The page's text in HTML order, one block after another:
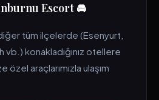
Escort 🚘
tüm ilçelerde (Esenyurt,
vb.) konakladığınız otellere
araçlarımızla ulaşım